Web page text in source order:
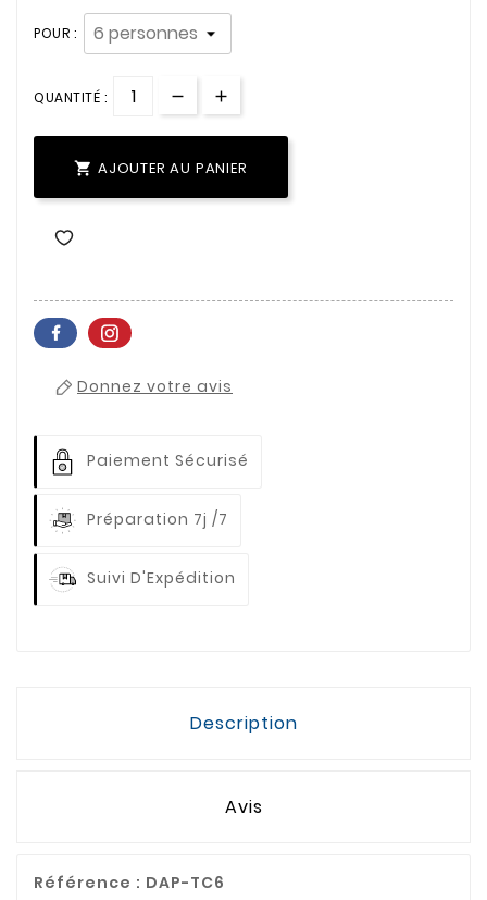
POUR :
QUANTITÉ :
 AJOUTER AU PANIER
Donnez votre avis
Paiement Sécurisé
Préparation 7j /7
Suivi D'Expédition
Description
Avis
Référence : DAP-TC6